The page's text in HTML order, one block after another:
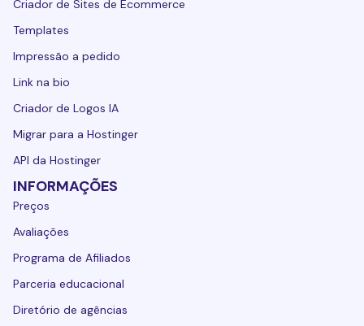
Criador de Sites de Ecommerce
Templates
Impressão a pedido
Link na bio
Criador de Logos IA
Migrar para a Hostinger
API da Hostinger
INFORMAÇÕES
Preços
Avaliações
Programa de Afiliados
Parceria educacional
Diretório de agências